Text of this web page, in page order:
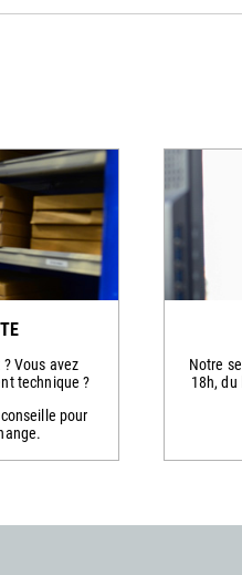
Vous avez
technique ?
pour
Notre
18h,